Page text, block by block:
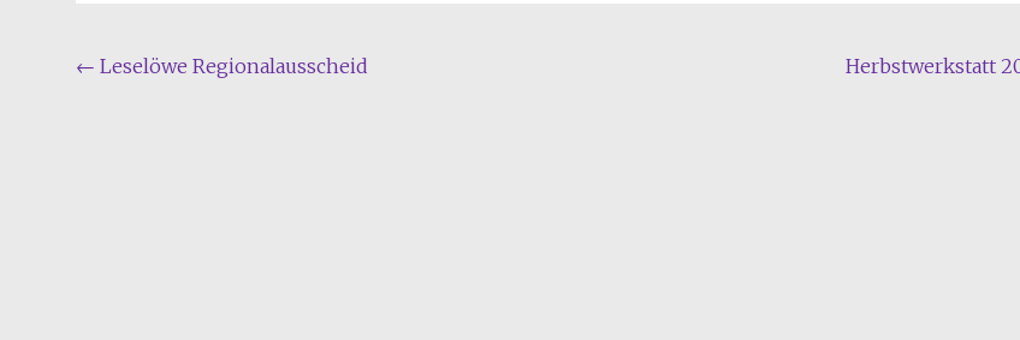
Beitragsnavigation
← Leselöwe Regionalausscheid Herbstwerkstatt